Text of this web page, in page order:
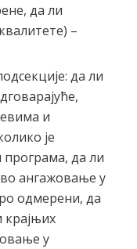
да ли
–
да ли
и
је
да ли
ангажовање у
одмерени, да
крајњих
у